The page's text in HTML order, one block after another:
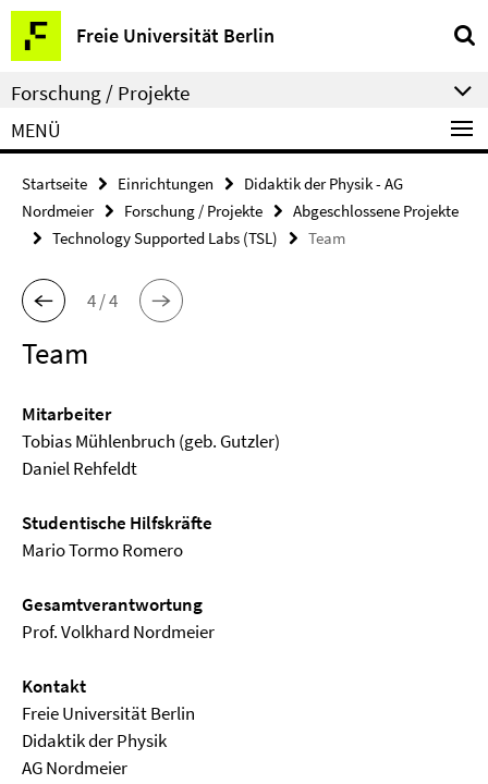
Springe
direkt
zu
Inhalt
Freie Universität Berlin
Service-
Navigation
Forschung / Projekte
MENÜ
Startseite Einrichtungen
Didaktik der Physik - AG
Nordmeier
Forschung / Projekte
Abgeschlossene Projekte
Technology Supported Labs (TSL)
Team
4 / 4
Team
Mitarbeiter
Tobias Mühlenbruch (geb. Gutzler)
Daniel Rehfeldt
Studentische Hilfskräfte
Mario Tormo Romero
Gesamtverantwortung
Prof. Volkhard Nordmeier
Kontakt
Freie Universität Berlin
Didaktik der Physik
AG Nordmeier